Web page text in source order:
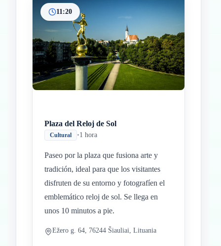
11:20
Plaza del Reloj de Sol
Cultural •1 hora
Paseo por la plaza que fusiona arte y
tradición, ideal para que los visitantes
disfruten de su entorno y fotografíen el
emblemático reloj de sol. Se llega en
unos 10 minutos a pie.
Ežero g. 64, 76244 Šiauliai, Lituania